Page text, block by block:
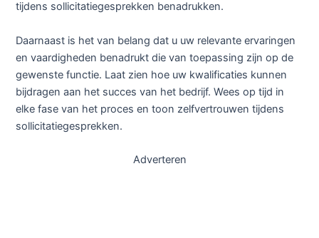
tijdens sollicitatiegesprekken benadrukken.
Daarnaast is het van belang dat u uw relevante ervaringen
en vaardigheden benadrukt die van toepassing zijn op de
gewenste functie. Laat zien hoe uw kwalificaties kunnen
bijdragen aan het succes van het bedrijf. Wees op tijd in
elke fase van het proces en toon zelfvertrouwen tijdens
sollicitatiegesprekken.
Adverteren